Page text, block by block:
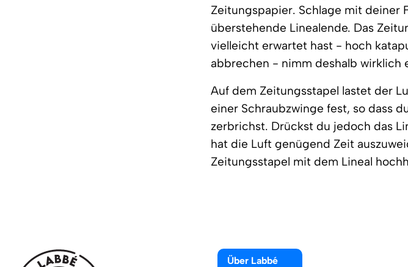
Zeitungspapier. Schlage mit deiner
überstehende Linealende. Das
vielleicht erwartet hast - hoch
abbrechen - nimm deshalb wirklich
Auf dem Zeitungsstapel lastet der
einer Schraubzwinge fest, so dass
zerbrichst. Drückst du jedoch das
hat die Luft genügend Zeit
Zeitungsstapel mit dem Lineal
Über Labbé